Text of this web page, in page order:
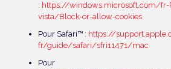
: https://windows.microsoft.com/
vista/Block-or-allow-cookies
Pour Safari™ : https://
fr/guide/safari/sfri11471/mac
Pour